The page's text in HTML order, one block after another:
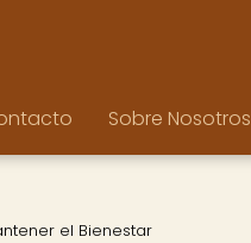
Sobre Nosotros
el Bienestar